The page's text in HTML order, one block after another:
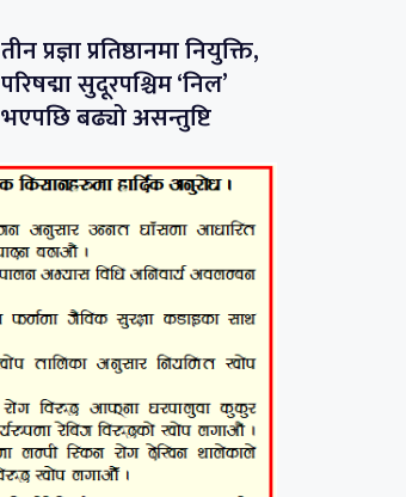
तीन प्रज्ञा प्रतिष्ठानमा नियुक्ति,
परिषद्मा सुदूरपश्चिम ‘निल’
भएपछि बढ्यो असन्तुष्टि